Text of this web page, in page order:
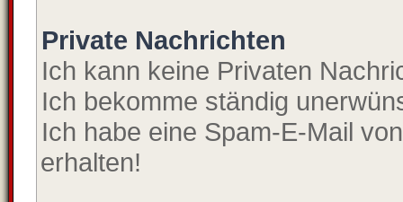
Private Nachrichten
Ich kann keine Privaten
Ich bekomme ständig
Ich habe eine Spam-E-Mail
erhalten!